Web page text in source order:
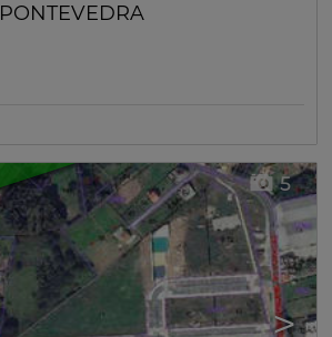
PONTEVEDRA
>
5